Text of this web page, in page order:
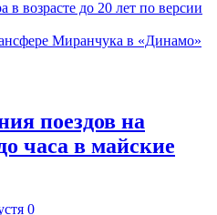
возрасте до 20 лет по версии
Миранчука в «Динамо»
поездов на
часа в майские
0